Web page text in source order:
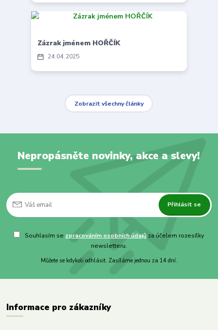
24 04 2025
Zázrak jménem HOŘČÍK
Zobrazit všechny články
Nepropásněte novinky, akce a slevy!
Přihlásit se
Souhlasím se zpracováním osobních údajů za účelem rozesílky
newsletteru.
Můžete se kdykoli odhlásit. Zasíláme jednou za 14 dní.
Informace pro zákazníky